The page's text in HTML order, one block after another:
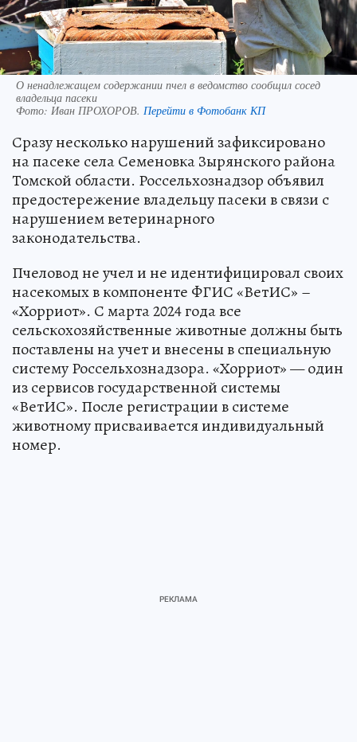
О ненадлежащем содержании пчел в ведомство сообщил сосед
владельца пасеки
Фото: Иван ПРОХОРОВ. Перейти в Фотобанк КП
Сразу несколько нарушений зафиксировано
на пасеке села Семеновка Зырянского района
Томской области. Россельхознадзор объявил
предостережение владельцу пасеки в связи с
нарушением ветеринарного
законодательства.
Пчеловод не учел и не идентифицировал своих
насекомых в компоненте ФГИС «ВетИС» –
«Хорриот». С марта 2024 года все
сельскохозяйственные животные должны быть
поставлены на учет и внесены в специальную
систему Россельхознадзора. «Хорриот» — один
из сервисов государственной системы
«ВетИС». После регистрации в системе
животному присваивается индивидуальный
номер.